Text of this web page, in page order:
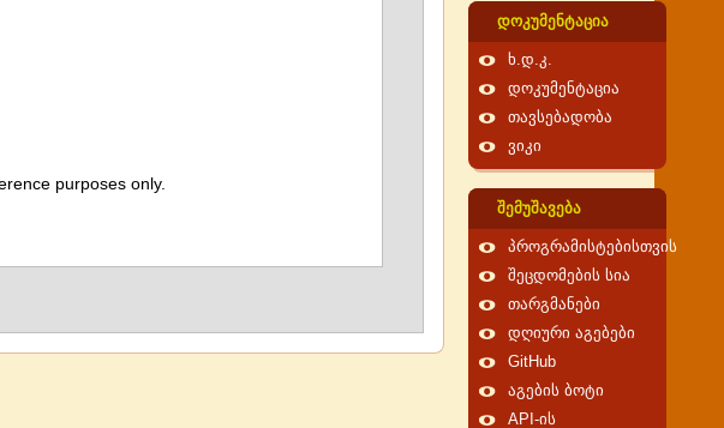
purposes only.
დოკუმენტაცია
ხ.დ.კ.
დოკუმენტაცია
თავსებადობა
ვიკი
შემუშავება
პროგრამისტებისთვის
შეცდომების სია
თარგმანები
დღიური აგებები
GitHub
აგების ბოტი
API-ის